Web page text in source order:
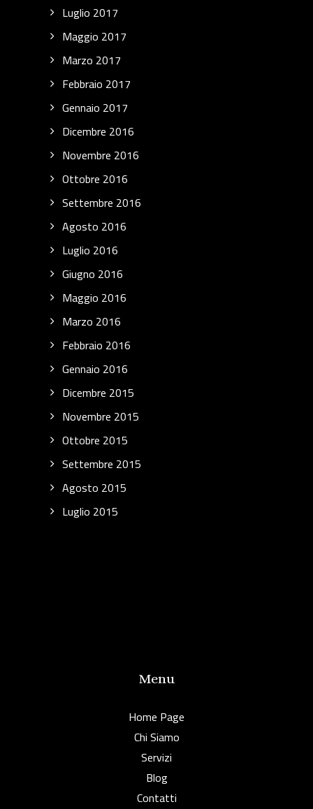
Luglio 2017
Maggio 2017
Marzo 2017
Febbraio 2017
Gennaio 2017
Dicembre 2016
Novembre 2016
Ottobre 2016
Settembre 2016
Agosto 2016
Luglio 2016
Giugno 2016
Maggio 2016
Marzo 2016
Febbraio 2016
Gennaio 2016
Dicembre 2015
Novembre 2015
Ottobre 2015
Settembre 2015
Agosto 2015
Luglio 2015
Menu
Home Page
Chi Siamo
Servizi
Blog
Contatti